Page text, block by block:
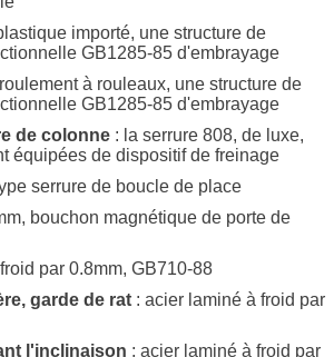
importé, une structure de
GB1285-85 d'embrayage
à rouleaux, une structure de
GB1285-85 d'embrayage
de colonne : la serrure 808, de luxe,
équipées de dispositif de freinage
serrure de boucle de place
bouchon magnétique de porte de
par 0.8mm, GB710-88
garde de rat : acier laminé à froid par
l'inclinaison : acier laminé à froid par